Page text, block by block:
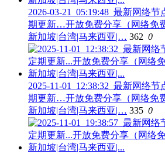
2026-03-21_05:19:48_最新网络
期更新…开放免费分享（网络免
新加坡|台湾|马来西亚|… 362 0
2025-11-01_12:38:32_最新网络
期更新…开放免费分享（网络免
新加坡|台湾|马来西亚|… 335 0